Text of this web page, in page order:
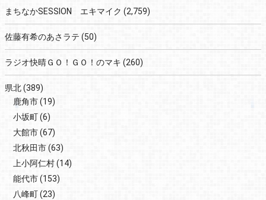
まちなかSESSION エキマイク (2,759)
佐藤有希のあさラテ (50)
ラジオ快晴ＧＯ！ＧＯ！のマキ (260)
県北(389)
鹿角市(19)
小坂町(6)
大館市(67)
北秋田市(63)
上小阿仁村(14)
能代市(153)
八峰町(23)